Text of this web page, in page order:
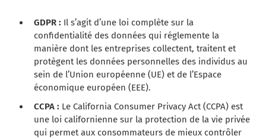
GDPR : Il s’agit d’une loi complète sur la
confidentialité des données qui réglemente la
manière dont les entreprises collectent, traitent et
protègent les données personnelles des individus au
sein de l’Union européenne (UE) et de l’Espace
économique européen (EEE).
CCPA : Le California Consumer Privacy Act (CCPA) est
une loi californienne sur la protection de la vie privée
qui permet aux consommateurs de mieux contrôler